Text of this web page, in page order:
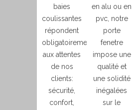
baies
coulissantes
répondent
obligatoirement
aux attentes
de nos
clients:
sécurité,
confort,
en alu ou en
pvc, notre
porte
fenetre
impose une
qualité et
une solidité
inégalées
sur le